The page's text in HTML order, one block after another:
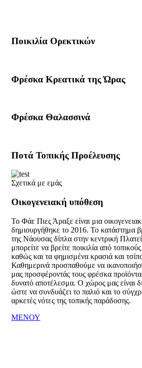
Ποικιλία Ορεκτικών
Φρέσκα Κρεατικά της Ώρας
Φρέσκα Θαλασσινά
Ποτά Τοπικής Προέλευσης
Σχετικά με εμάς
Οικογενειακή υπόθεση
Το Φάε Πιες Άραξε είναι μια
δημιουργήθηκε το 2016. Το κατάστημα
της Νάουσας δίπλα στην κεντρική
μπορείτε να βρείτε ποικιλία από
καθώς και τα φημισμένα κρασιά και
Καθημερινά προσπαθούμε να
μας προσφέροντάς τους φρέσκα
δυνατό αποτέλεσμα. Ο χώρος μας είναι
ώστε να συνδυάζει το παλιό και το
αρκετές νότες της τοπικής παράδοσης.
ΜΕΝΟΥ